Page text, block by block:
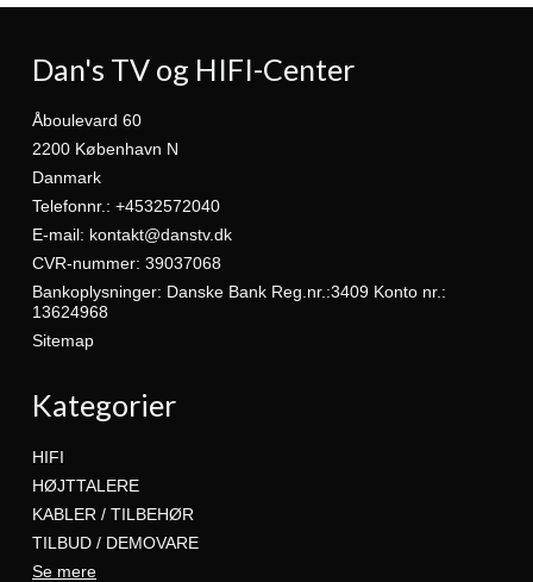
Dan's TV og HIFI-Center
Åboulevard 60
2200 København N
Danmark
Telefonnr.: +4532572040
E-mail: kontakt@danstv.dk
CVR-nummer: 39037068
Bankoplysninger: Danske Bank Reg.nr.:3409 Konto nr.:
13624968
Sitemap
Kategorier
HIFI
HØJTTALERE
KABLER / TILBEHØR
TILBUD / DEMOVARE
Se mere